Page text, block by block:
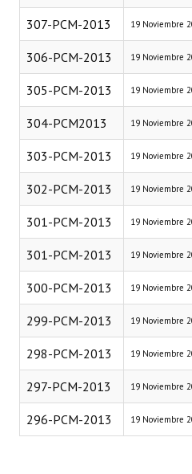
Reconocimientos - Registro
REFORMA DE LA CARTA
307-PCM-2013 19 Noviembre
306-PCM-2013 19 Noviembre
305-PCM-2013 19 Noviembre
304-PCM2013 19 Noviembre
303-PCM-2013 19 Noviembre
302-PCM-2013 19 Noviembre
301-PCM-2013 19 Noviembre
301-PCM-2013 19 Noviembre
300-PCM-2013 19 Noviembre
299-PCM-2013 19 Noviembre
298-PCM-2013 19 Noviembre
297-PCM-2013 19 Noviembre
296-PCM-2013 19 Noviembre